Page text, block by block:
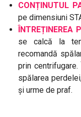
CONȚINUTUL
pe dimensiuni
ÎNTREȚINEREA
se calcă la
recomandă
prin
spălarea
și urme de praf.